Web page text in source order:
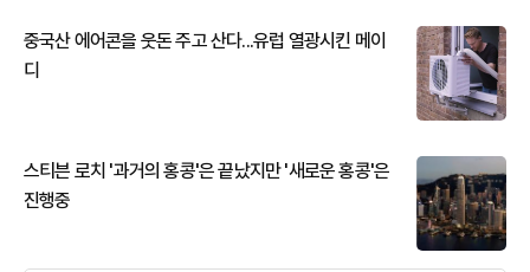
중국산 에어콘을 웃돈 주고 산다...유럽 열광시킨 메이
디
스티븐 로치 '과거의 홍콩'은 끝났지만 '새로운 홍콩'은
진행중